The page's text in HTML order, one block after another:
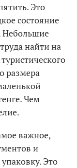
Это
состояние
Небольшие
найти на
размера
Чем
важное,
и
Это